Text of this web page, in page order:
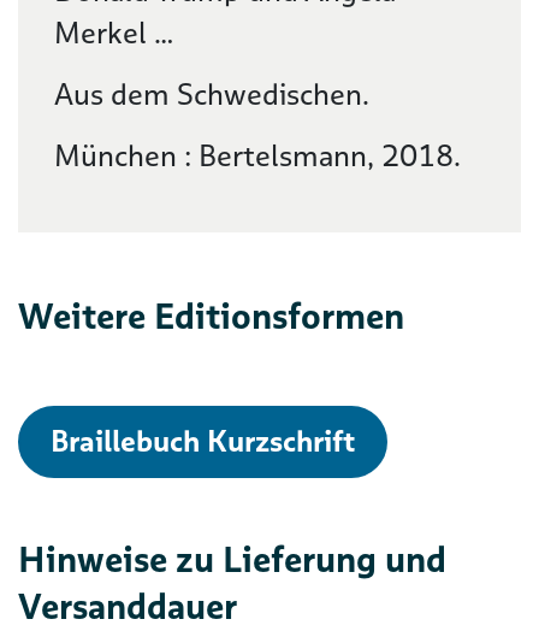
Merkel …
Aus dem Schwedischen.
München : Bertelsmann, 2018.
Weitere Editionsformen
Braillebuch Kurzschrift
Hinweise zu Lieferung und
Versanddauer